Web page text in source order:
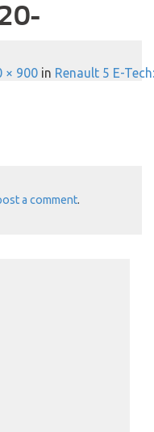
× 900 in Renault 5 E-Tech:
a comment.